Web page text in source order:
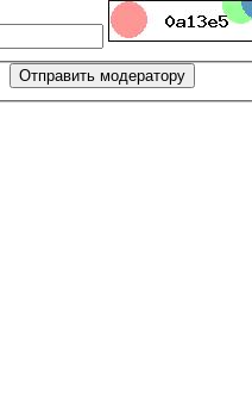
Отправить модератору